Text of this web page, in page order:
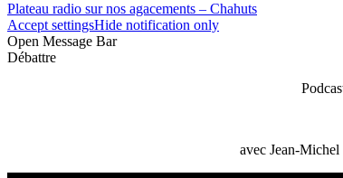
Plateau radio sur nos agacements – Chahuts
Accept settingsHide notification only
Open Message Bar
Débattre
avec Jean-